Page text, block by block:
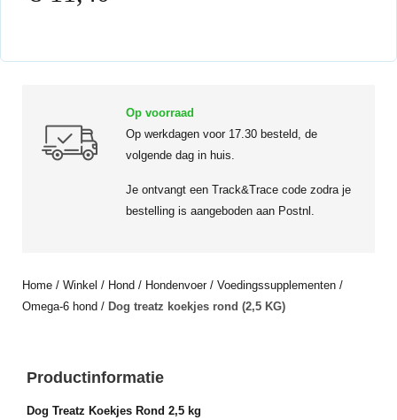
Op voorraad
Op werkdagen voor 17.30 besteld, de
volgende dag in huis.
Je ontvangt een Track&Trace code zodra je
bestelling is aangeboden aan Postnl.
Home / Winkel / Hond / Hondenvoer/ Voedingssupplementen /
Omega-6 hond / Dog treatz koekjes rond (2,5 KG)
Productinformatie
Dog Treatz Koekjes Rond 2,5 kg